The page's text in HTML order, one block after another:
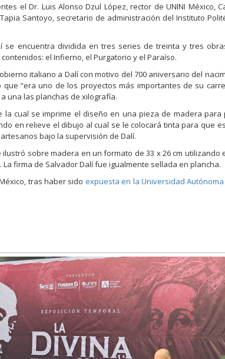
el Dr. Luis Alonso Dzul López, rector de UNINI México,
Santoyo, secretario de administración del Instituto
se encuentra dividida en tres series de treinta y tres
el Infierno, el Purgatorio y el Paraíso.
italiano a Dalí con motivo del 700 aniversario del
“era uno de los proyectos más importantes de su
una las planchas de xilografía.
la cual se imprime el diseño en una pieza de madera
en relieve el dibujo al cual se le colocará tinta para que
bajo la supervisión de Dalí.
sobre madera en un formato de 33 x 26 cm utilizando
firma de Salvador Dalí fue igualmente sellada en plancha.
tras haber sido expuesta en la Universidad